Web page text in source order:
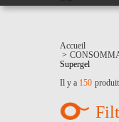
Accueil
>
Supergel
Il y a 150